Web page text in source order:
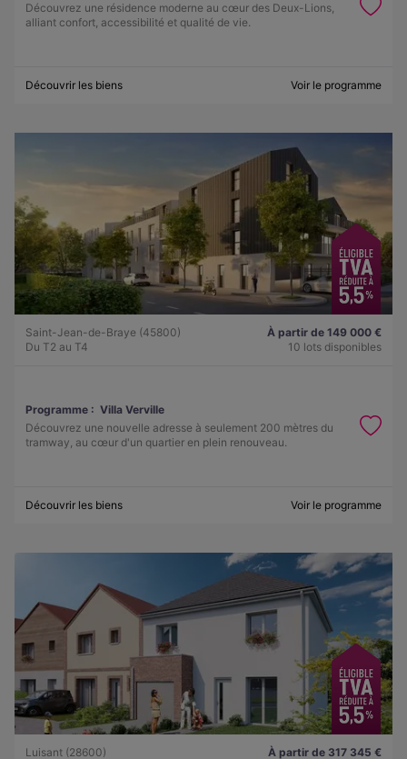
Découvrez une résidence moderne au cœur des Deux-Lions,
alliant confort, accessibilité et qualité de vie.
Découvrir les biens Voir le programme
Saint-Jean-de-Braye (45800)
Du T2 au T4
À partir de 149 000 €
10 lots disponibles
Programme : Villa Verville
Découvrez une nouvelle adresse à seulement 200 mètres du
tramway, au cœur d'un quartier en plein renouveau.
Découvrir les biens Voir le programme
Luisant (28600) À partir de 317 345 €